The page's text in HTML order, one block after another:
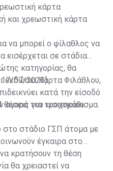
κάρτα
και χρεωστική κάρτα
να μπορεί ο φίλαθλος να
εισέρχεται σε στάδια
κατηγορίας, θα
εκδώσει Κάρτα Φιλάθλου,
κατά την είσοδό
του εισιτηρίου.
17/07/2023)
για τροχοκάθισμα.
στο στάδιο ΓΣΠ άτομα με
έγκαιρα στο
κρατήσουν τη θέση
θα χρειαστεί να